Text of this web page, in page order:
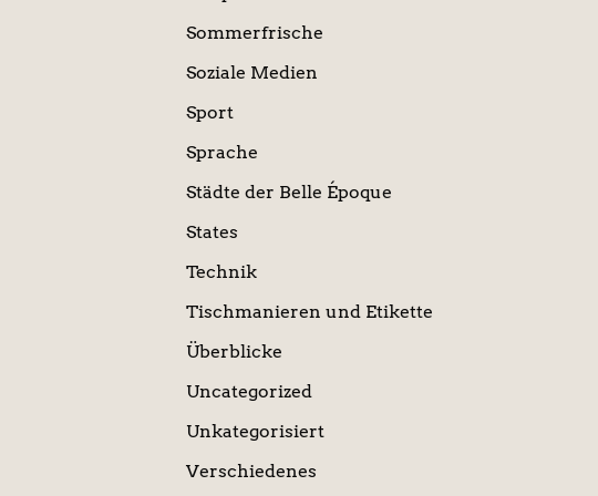
Sommerfrische
Soziale Medien
Sport
Sprache
Städte der Belle Époque
States
Technik
Tischmanieren und Etikette
Überblicke
Uncategorized
Unkategorisiert
Verschiedenes